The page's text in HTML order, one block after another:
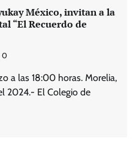
México, invitan a la
“El Recuerdo de
0
a las 18:00 horas. Morelia,
2024.- El Colegio de